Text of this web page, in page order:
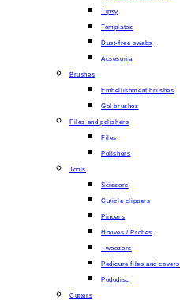
Tipsy
Templates
Dust-free swabs
Acsesoria
Brushes
Embellishment brushes
Gel brushes
Files and polishers
Files
Polishers
Tools
Scissors
Cuticle clippers
Pincers
Hooves / Probes
Tweezers
Pedicure files and covers
Pododisc
Cutters